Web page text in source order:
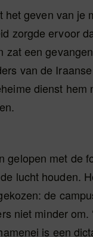
geven van je
zorgde ervoor
een
van de
dienst hem
met de
lucht houden.
de
niet minder om.
is een